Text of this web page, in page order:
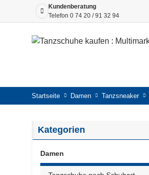
Kundenberatung
Telefon 0 74 20 / 91 32 94
Startseite Damen Tanzsneaker
Kategorien
Damen